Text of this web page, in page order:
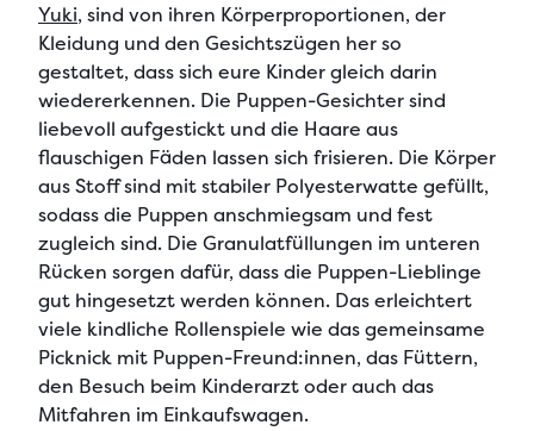
Yuki, sind von ihren Körperproportionen, der
Kleidung und den Gesichtszügen her so
gestaltet, dass sich eure Kinder gleich darin
wiedererkennen. Die Puppen-Gesichter sind
liebevoll aufgestickt und die Haare aus
flauschigen Fäden lassen sich frisieren. Die Körper
aus Stoff sind mit stabiler Polyesterwatte gefüllt,
sodass die Puppen anschmiegsam und fest
zugleich sind. Die Granulatfüllungen im unteren
Rücken sorgen dafür, dass die Puppen-Lieblinge
gut hingesetzt werden können. Das erleichtert
viele kindliche Rollenspiele wie das gemeinsame
Picknick mit Puppen-Freund:innen, das Füttern,
den Besuch beim Kinderarzt oder auch das
Mitfahren im Einkaufswagen.